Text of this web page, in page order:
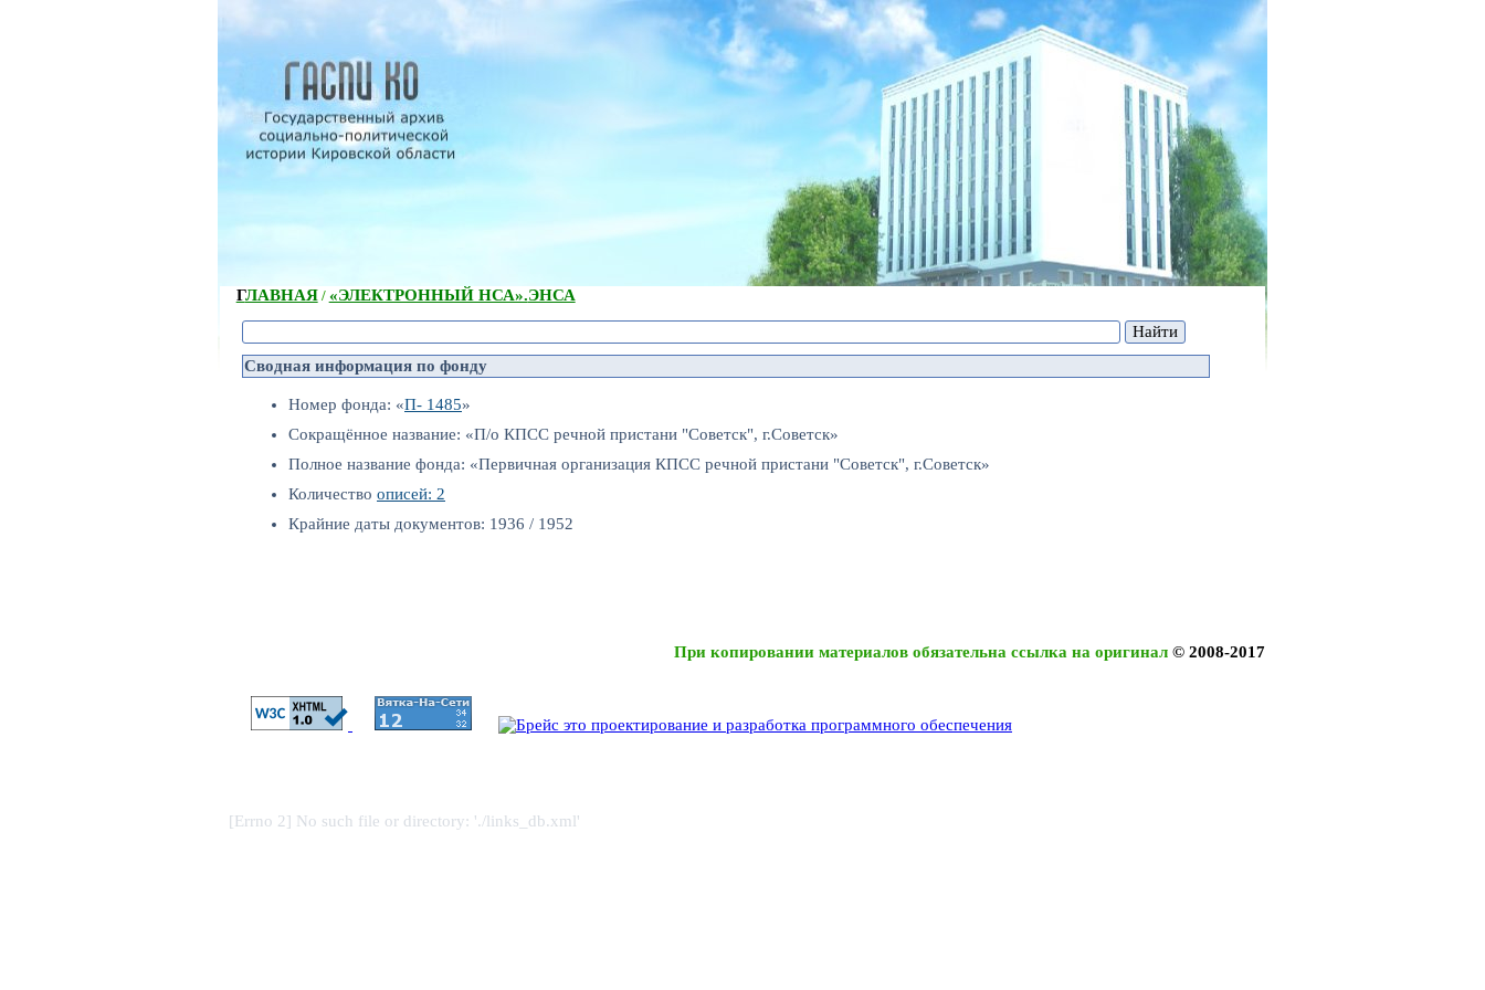
ГЛАВНАЯ/ «ЭЛЕКТРОННЫЙ НСА».ЭНСА
Сводная информация по фонду
Номер фонда: «П- 1485»
Сокращённое название: «П/о КПСС речной пристани "Советск", г.Советск»
Полное название фонда: «Первичная организация КПСС речной пристани "Советск", г.Советск»
Количество описей: 2
Крайние даты документов: 1936 / 1952
При копировании материалов обязательна ссылка на оригинал © 2008-2017
[Errno 2] No such file or directory: './links_db.xml'